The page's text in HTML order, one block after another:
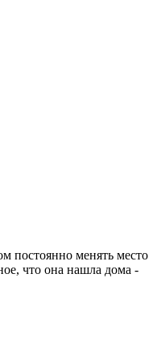
постоянно менять место
что она нашла дома -